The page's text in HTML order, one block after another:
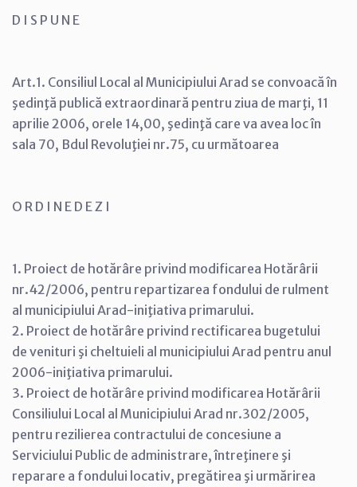
D I S P U N E
Art.1. Consiliul Local al Municipiului Arad se convoacă în
şedinţă publică extraordinară pentru ziua de marţi, 11
aprilie 2006, orele 14,00, şedinţă care va avea loc în
sala 70, Bdul Revoluţiei nr.75, cu următoarea
O R D I N E D E Z I
1. Proiect de hotărâre privind modificarea Hotărârii
nr.42/2006, pentru repartizarea fondului de rulment
al municipiului Arad-iniţiativa primarului.
2. Proiect de hotărâre privind rectificarea bugetului
de venituri şi cheltuieli al municipiului Arad pentru anul
2006-iniţiativa primarului.
3. Proiect de hotărâre privind modificarea Hotărârii
Consiliului Local al Municipiului Arad nr.302/2005,
pentru rezilierea contractului de concesiune a
Serviciului Public de administrare, întreţinere şi
reparare a fondului locativ, pregătirea şi urmărirea